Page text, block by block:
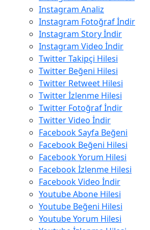
Instagram Analiz
Instagram Fotoğraf İndir
Instagram Story İndir
Instagram Video İndir
Twitter Takipçi Hilesi
Twitter Beğeni Hilesi
Twitter Retweet Hilesi
Twitter İzlenme Hilesi
Twitter Fotoğraf İndir
Twitter Video İndir
Facebook Sayfa Beğeni
Facebook Beğeni Hilesi
Facebook Yorum Hilesi
Facebook İzlenme Hilesi
Facebook Video İndir
Youtube Abone Hilesi
Youtube Beğeni Hilesi
Youtube Yorum Hilesi